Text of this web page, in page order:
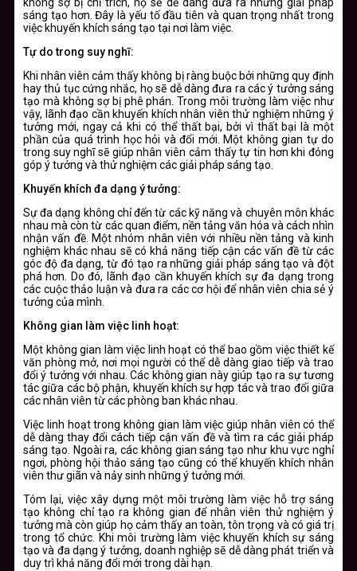
không sợ bị chỉ trích, họ sẽ dễ dàng đưa ra những giải pháp
sáng tạo hơn. Đây là yếu tố đầu tiên và quan trọng nhất trong
việc khuyến khích sáng tạo tại nơi làm việc.
Tự do trong suy nghĩ:
Khi nhân viên cảm thấy không bị ràng buộc bởi những quy định
hay thủ tục cứng nhắc, họ sẽ dễ dàng đưa ra các ý tưởng sáng
tạo mà không sợ bị phê phán. Trong môi trường làm việc như
vậy, lãnh đạo cần khuyến khích nhân viên thử nghiệm những ý
tưởng mới, ngay cả khi có thể thất bại, bởi vì thất bại là một
phần của quá trình học hỏi và đổi mới. Một không gian tự do
trong suy nghĩ sẽ giúp nhân viên cảm thấy tự tin hơn khi đóng
góp ý tưởng và thử nghiệm các giải pháp sáng tạo.
Khuyến khích đa dạng ý tưởng:
Sự đa dạng không chỉ đến từ các kỹ năng và chuyên môn khác
nhau mà còn từ các quan điểm, nền tảng văn hóa và cách nhìn
nhận vấn đề. Một nhóm nhân viên với nhiều nền tảng và kinh
nghiệm khác nhau sẽ có khả năng tiếp cận các vấn đề từ các
góc độ đa dạng, từ đó tạo ra những giải pháp sáng tạo và đột
phá hơn. Do đó, lãnh đạo cần khuyến khích sự đa dạng trong
các cuộc thảo luận và đưa ra các cơ hội để nhân viên chia sẻ ý
tưởng của mình.
Không gian làm việc linh hoạt:
Một không gian làm việc linh hoạt có thể bao gồm việc thiết kế
văn phòng mở, nơi mọi người có thể dễ dàng giao tiếp và trao
đổi ý tưởng với nhau. Các không gian này giúp tạo ra sự tương
tác giữa các bộ phận, khuyến khích sự hợp tác và trao đổi giữa
các nhân viên từ các phòng ban khác nhau.
Việc linh hoạt trong không gian làm việc giúp nhân viên có thể
dễ dàng thay đổi cách tiếp cận vấn đề và tìm ra các giải pháp
sáng tạo. Ngoài ra, các không gian sáng tạo như khu vực nghỉ
ngơi, phòng hội thảo sáng tạo cũng có thể khuyến khích nhân
viên thư giãn và nảy sinh những ý tưởng mới.
Tóm lại, việc xây dựng một môi trường làm việc hỗ trợ sáng
tạo không chỉ tạo ra không gian để nhân viên thử nghiệm ý
tưởng mà còn giúp họ cảm thấy an toàn, tôn trọng và có giá trị
trong tổ chức. Khi môi trường làm việc khuyến khích sự sáng
tạo và đa dạng ý tưởng, doanh nghiệp sẽ dễ dàng phát triển và
duy trì khả năng đổi mới trong dài hạn.